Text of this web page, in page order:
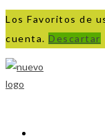
Los Favoritos de
cuenta. Descartar
Ir
al